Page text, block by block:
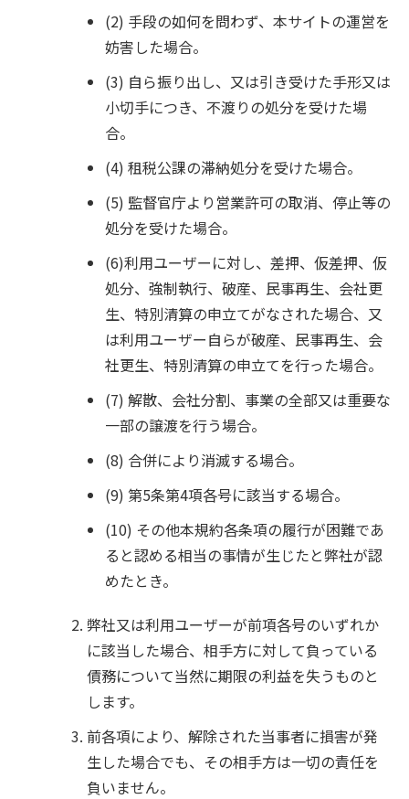
(2) 手段の如何を問わず、本サイトの運営を
妨害した場合。
(3) 自ら振り出し、又は引き受けた手形又は
小切手につき、不渡りの処分を受けた場
合。
(4) 租税公課の滞納処分を受けた場合。
(5) 監督官庁より営業許可の取消、停止等の
処分を受けた場合。
(6)利用ユーザーに対し、差押、仮差押、仮
処分、強制執行、破産、民事再生、会社更
生、特別清算の申立てがなされた場合、又
は利用ユーザー自らが破産、民事再生、会
社更生、特別清算の申立てを行った場合。
(7) 解散、会社分割、事業の全部又は重要な
一部の譲渡を行う場合。
(8) 合併により消滅する場合。
(9) 第5条第4項各号に該当する場合。
(10) その他本規約各条項の履行が困難であ
ると認める相当の事情が生じたと弊社が認
めたとき。
弊社又は利用ユーザーが前項各号のいずれか
に該当した場合、相手方に対して負っている
債務について当然に期限の利益を失うものと
します。
前各項により、解除された当事者に損害が発
生した場合でも、その相手方は一切の責任を
負いません。